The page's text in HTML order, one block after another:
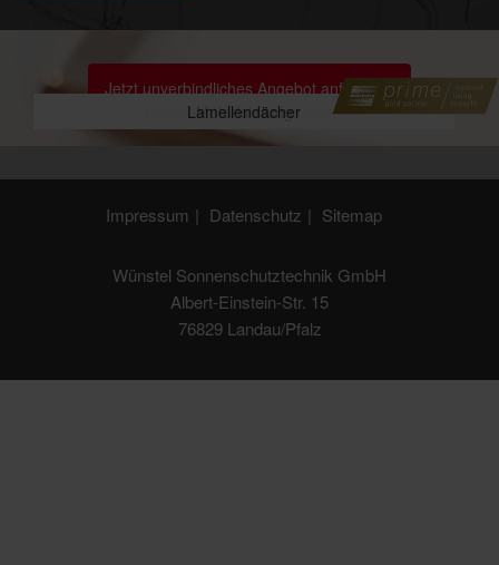
Markisen
Sonnenschirme
Jalousien
Rollladen
Innenliegender Sonnenschutz
Steuerungen
Insektenschutz
Rolltore
Dachfenster-Beschattungen
Motorisierung
Lamellendächer
Jetzt unverbindliches Angebot anfordern!
Impressum Datenschutz Sitemap
Wünstel Sonnenschutztechnik GmbH
Albert-Einstein-Str. 15
76829 Landau/Pfalz